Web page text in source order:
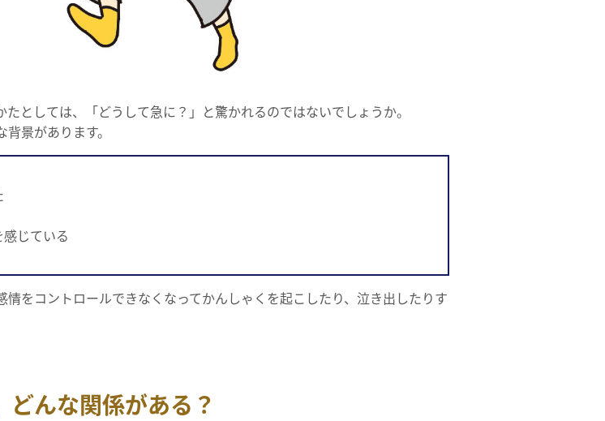
としては、「どうして急に？」と驚かれるのではないでしょうか。
景があります。
じている
をコントロールできなくなってかんしゃくを起こしたり、泣き出したりす
んな関係がある？